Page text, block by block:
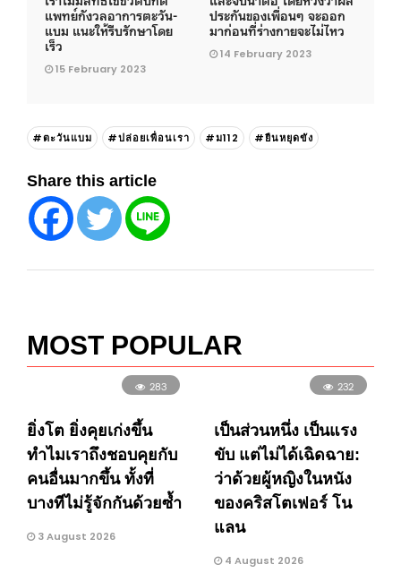
แพทย์กังวลอาการตะวัน-
แบม แนะให้รีบรักษาโดย
เร็ว
15 February 2023
ประกันของเพื่อนๆ จะออก
มาก่อนที่ร่างกายจะไม่ไหว
14 February 2023
#ตะวันแบม #ปล่อยเพื่อนเรา #ม112 #ยืนหยุดขัง
Share this article
MOST POPULAR
283
ยิ่งโต ยิ่งคุยเก่งขึ้น
ทำไมเราถึงชอบคุยกับ
คนอื่นมากขึ้น ทั้งที่
บางทีไม่รู้จักกันด้วยซ้ำ
3 August 2026
232
เป็นส่วนหนึ่ง เป็นแรง
ขับ แต่ไม่ได้เฉิดฉาย:
ว่าด้วยผู้หญิงในหนัง
ของคริสโตเฟอร์ โน
แลน
4 August 2026